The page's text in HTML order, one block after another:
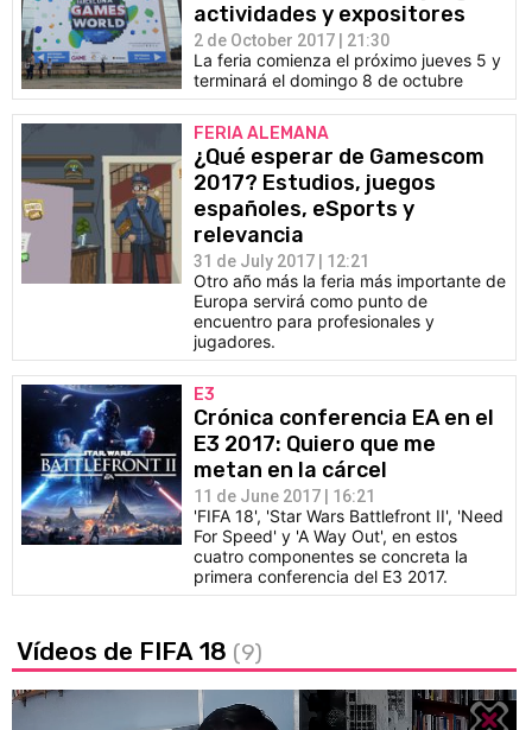
actividades y expositores
2 de October 2017 | 21:30
La feria comienza el próximo jueves 5 y
terminará el domingo 8 de octubre
FERIA ALEMANA
¿Qué esperar de Gamescom
2017? Estudios, juegos
españoles, eSports y
relevancia
31 de July 2017 | 12:21
Otro año más la feria más importante de
Europa servirá como punto de
encuentro para profesionales y
jugadores.
E3
Crónica conferencia EA en el
E3 2017: Quiero que me
metan en la cárcel
11 de June 2017 | 16:21
'FIFA 18', 'Star Wars Battlefront II', 'Need
For Speed' y 'A Way Out', en estos
cuatro componentes se concreta la
primera conferencia del E3 2017.
Vídeos de FIFA 18 (9)